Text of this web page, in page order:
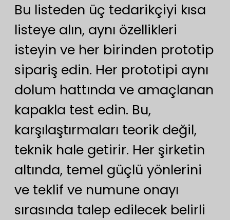
Bu listeden üç tedarikçiyi kısa
listeye alın, aynı özellikleri
isteyin ve her birinden prototip
sipariş edin. Her prototipi aynı
dolum hattında ve amaçlanan
kapakla test edin. Bu,
karşılaştırmaları teorik değil,
teknik hale getirir. Her şirketin
altında, temel güçlü yönlerini
ve teklif ve numune onayı
sırasında talep edilecek belirli